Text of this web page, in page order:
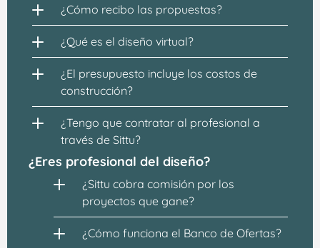
¿Cómo recibo las propuestas?
¿Qué es el diseño virtual?
¿El presupuesto incluye los costos de
construcción?
¿Tengo que contratar al profesional a
través de Sittu?
¿Eres profesional del diseño?
¿Sittu cobra comisión por los
proyectos que gane?
¿Cómo funciona el Banco de Ofertas?